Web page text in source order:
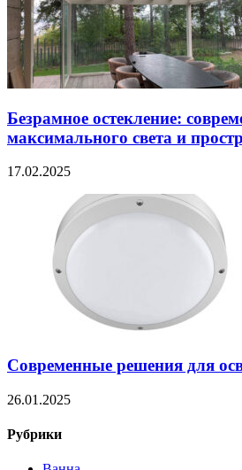
Безрамное остекление:
максимального света и
17.02.2025
Современные решения для
26.01.2025
Рубрики